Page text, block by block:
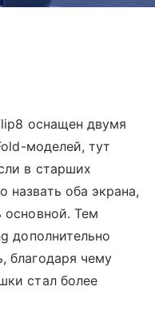
оснащен двумя
моделей, тут
в старших
оба экрана,
основной. Тем
дополнительно
благодаря чему
стал более